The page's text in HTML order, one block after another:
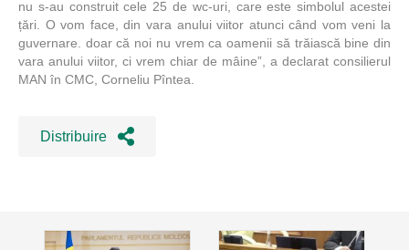
nu s-au construit cele 25 de wc-uri, care este simbolul acestei
țări. O vom face, din vara anului viitor atunci când vom veni la
guvernare. doar că noi nu vrem ca oamenii să trăiască bine din
vara anului viitor, ci vrem chiar de mâine”, a declarat consilierul
MAN în CMC, Corneliu Pîntea.
Distribuire